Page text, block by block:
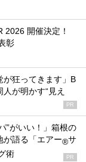
2026 開催決定！
彰
が狂ってきます」B
が明かす“見え
PR
”がいい！」箱根の
が語る「エアー®サ
術 PR